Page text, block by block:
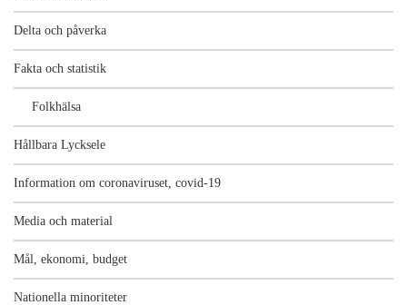
Delta och påverka
Fakta och statistik
Folkhälsa
Hållbara Lycksele
Information om coronaviruset, covid-19
Media och material
Mål, ekonomi, budget
Nationella minoriteter